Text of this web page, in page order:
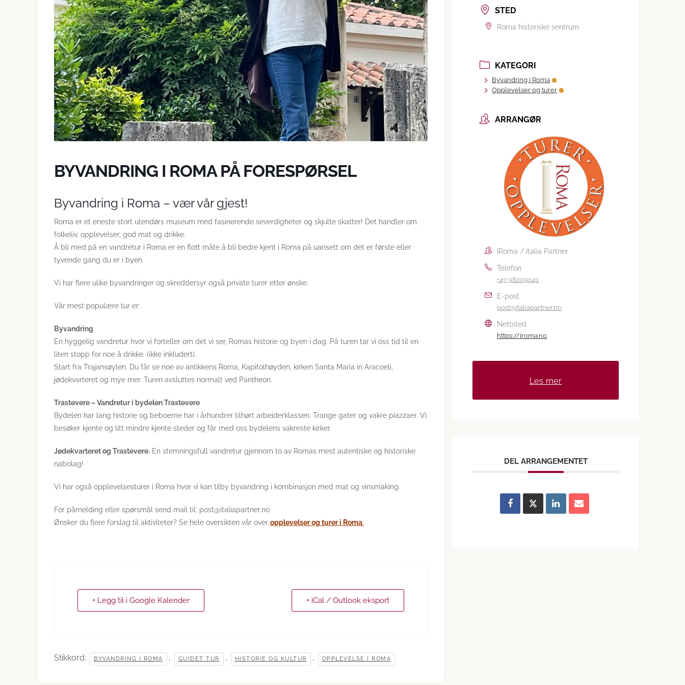
BYVANDRING I ROMA PÅ FORESPØRSEL
Byvandring i Roma – vær vår gjest!
Roma er et eneste stort utendørs museum med fasinerende severdigheter og skjulte skatter! Det handler om
folkeliv, opplevelser, god mat og drikke.
Å bli med på en vandretur i Roma er en flott måte å bli bedre kjent i Roma på uansett om det er første eller
tyvende gang du er i byen.
Vi har flere ulike byvandringer og skreddersyr også private turer etter ønske.
Vår mest populære tur er:
Byvandring
En hyggelig vandretur hvor vi forteller om det vi ser, Romas historie og byen i dag. På turen tar vi oss tid til en
liten stopp for noe å drikke. (ikke inkludert).
Start fra Trajansøylen. Du får se noe av antikkens Roma, Kapitolhøyden, kirken Santa Maria in Aracoeli,
jødekvarteret og mye mer. Turen avsluttes normalt ved Pantheon.
Trastevere – Vandretur i bydelen Trastevere
Bydelen har lang historie og beboerne har i århundrer tilhørt arbeiderklassen. Trange gater og vakre piazzaer. Vi
besøker kjente og litt mindre kjente steder og får med oss bydelens vakreste kirker.
Jødekvarteret og Trastevere. En stemningsfull vandretur gjennom to av Romas mest autentiske og historiske
nabolag!
Vi har også opplevelsesturer i Roma hvor vi kan tilby byvandring i kombinasjon med mat og vinsmaking.
For påmelding eller spørsmål send mail til: post@italiapartner.no
Ønsker du flere forslag til aktiviteter? Se hele oversikten vår over opplevelser og turer i Roma.
+ Legg til i Google Kalender + iCal / Outlook eksport
Stikkord: BYVANDRING I ROMA , GUIDET TUR , HISTORIE OG KULTUR , OPPLEVELSE I ROMA
STED
Roma historiske sentrum
KATEGORI
Byvandring i Roma
Opplevelser og turer
ARRANGØR
IRoma / Italia Partner
Telefon
+47 98209041
E-post
post@italiapartner.no
Nettsted
https://iroma.no
Les mer
DEL ARRANGEMENTET